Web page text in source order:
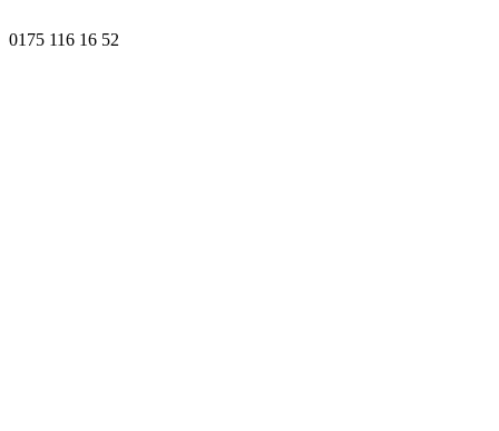
0175 116 16 52